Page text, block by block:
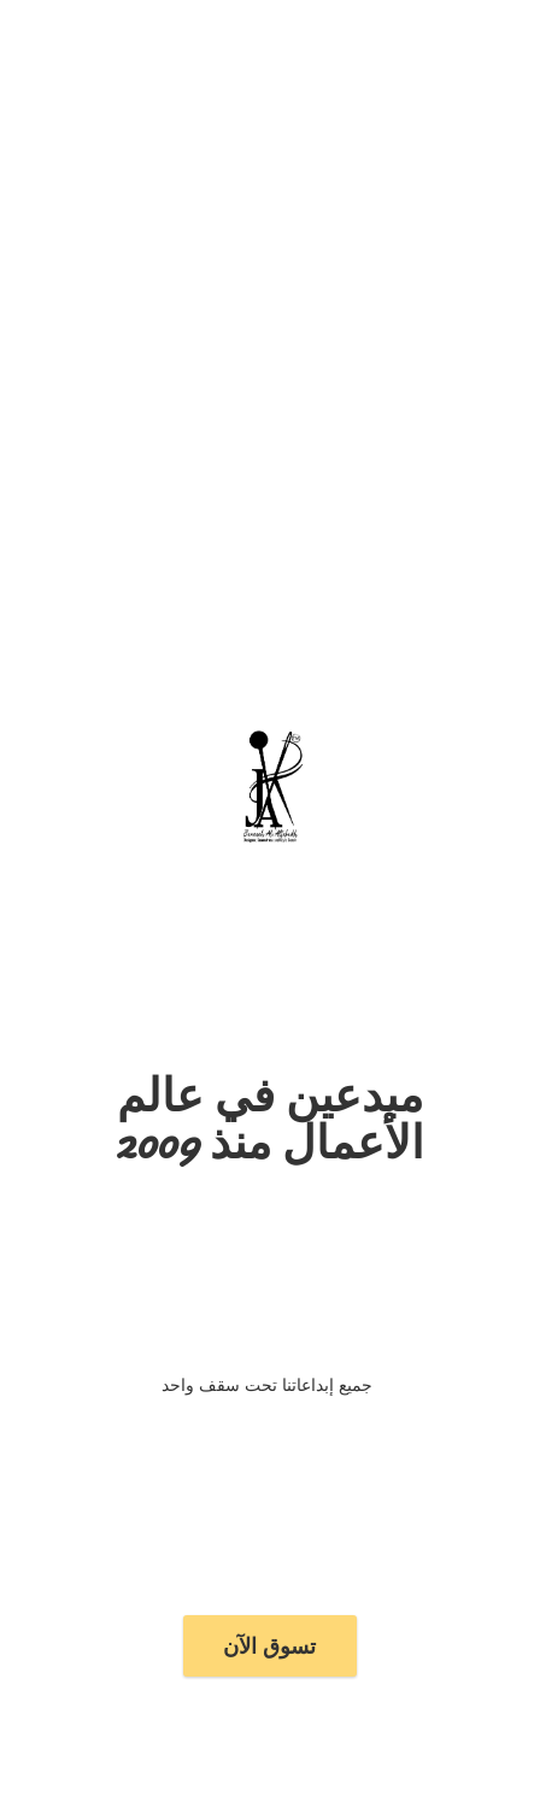
مبدعين في عالم
الأعمال منذ 2009
تسوق الآن